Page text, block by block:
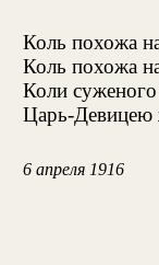
Коль похожа
Коль похожа
Коли
Царь-Девицею
6 апреля 1916